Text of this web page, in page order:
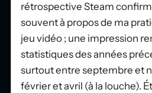
rétrospective Steam
souvent à propos de ma
jeu vidéo ; une impression
statistiques des années
surtout entre septembre et
février et avril (à la louche).